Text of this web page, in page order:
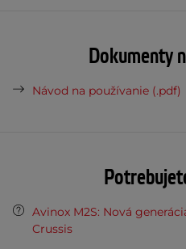
Dokumenty
Návod na používanie (.pdf)
Avinox M2S: Nová
Crussis